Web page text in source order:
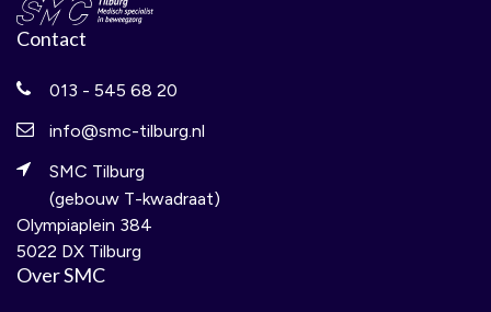
Contact
013 - 545 68 20
info@smc-tilburg.nl
SMC Tilburg
(gebouw T-kwadraat)
Olympiaplein 384
5022 DX Tilburg
Over SMC